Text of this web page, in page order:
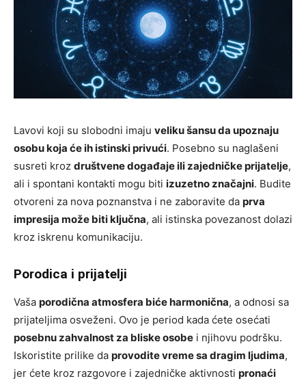
Lavovi koji su slobodni imaju veliku šansu da upoznaju
osobu koja će ih istinski privući. Posebno su naglašeni
susreti kroz društvene događaje ili zajedničke prijatelje,
ali i spontani kontakti mogu biti izuzetno značajni. Budite
otvoreni za nova poznanstva i ne zaboravite da prva
impresija može biti ključna, ali istinska povezanost dolazi
kroz iskrenu komunikaciju.
Porodica i prijatelji
Vaša porodična atmosfera biće harmonična, a odnosi sa
prijateljima osveženi. Ovo je period kada ćete osećati
posebnu zahvalnost za bliske osobe i njihovu podršku.
Iskoristite prilike da provodite vreme sa dragim ljudima,
jer ćete kroz razgovore i zajedničke aktivnosti pronaći